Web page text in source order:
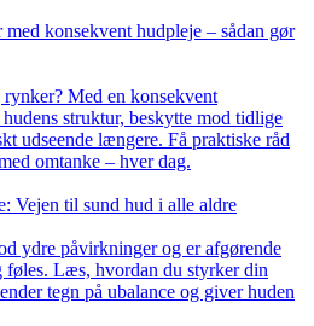
konsekvent hudpleje – sådan gør
Med en konsekvent
struktur, beskytte mod tidlige
udseende længere. Få praktiske råd
omtanke – hver dag.
Vejen til sund hud i alle aldre
ydre påvirkninger og er afgørende
føles. Læs, hvordan du styrker din
tegn på ubalance og giver huden